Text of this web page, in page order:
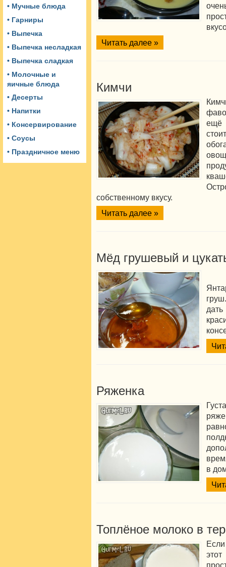
• Мучные блюда
• Гарниры
• Выпечка
• Выпечка несладкая
• Выпечка сладкая
• Молочные и
яичные блюда
• Десерты
• Напитки
• Консервирование
• Соусы
• Праздничное меню
Читать далее »
Кимчи
ещё
собственному вкусу.
Читать далее »
Мёд грушевый и
Ряженка
в
Топлёное молоко в